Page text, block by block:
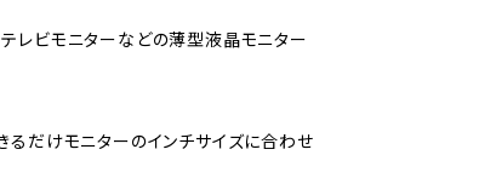
レビモニターなどの薄型液晶モニター
るだけモニターのインチサイズに合わせ